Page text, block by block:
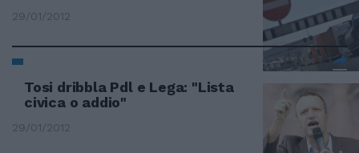
29/01/2012
Tosi dribbla Pdl e Lega: "Lista
civica o addio"
29/01/2012